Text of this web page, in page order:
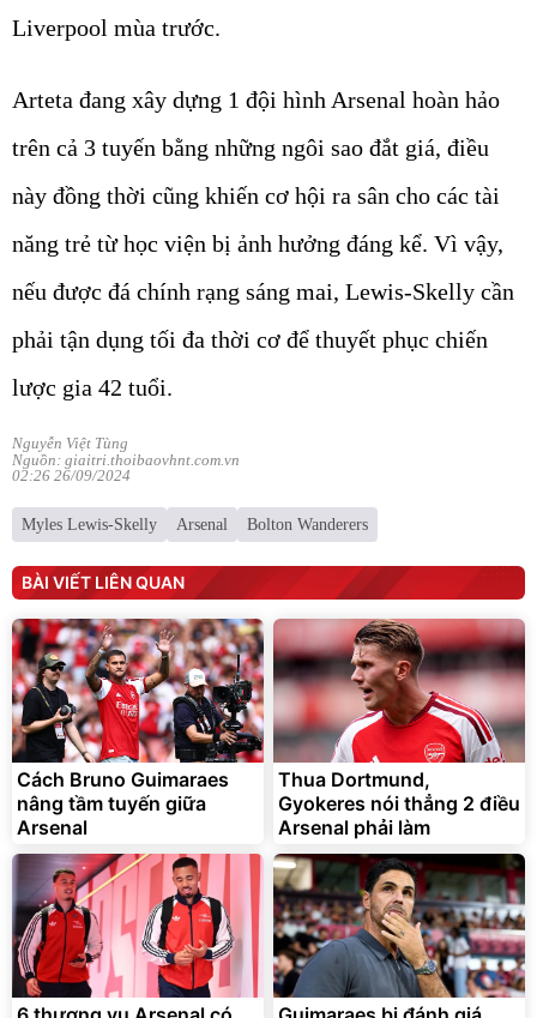
Liverpool mùa trước.
Arteta đang xây dựng 1 đội hình Arsenal hoàn hảo
trên cả 3 tuyến bằng những ngôi sao đắt giá, điều
này đồng thời cũng khiến cơ hội ra sân cho các tài
năng trẻ từ học viện bị ảnh hưởng đáng kể. Vì vậy,
nếu được đá chính rạng sáng mai, Lewis-Skelly cần
phải tận dụng tối đa thời cơ để thuyết phục chiến
lược gia 42 tuổi.
Nguyễn Việt Tùng
Nguồn: giaitri.thoibaovhnt.com.vn
02:26 26/09/2024
Myles Lewis-Skelly Arsenal Bolton Wanderers
BÀI VIẾT LIÊN QUAN
Cách Bruno Guimaraes
nâng tầm tuyến giữa
Arsenal
Thua Dortmund,
Gyokeres nói thẳng 2 điều
Arsenal phải làm